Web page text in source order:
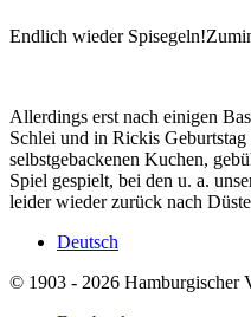
Endlich wieder
Allerdings erst nach einigen
Schlei und in Rickis
selbstgebackenen Kuchen,
Spiel gespielt, bei den u. a.
leider wieder zurück nach
Deutsch
© 1903 - 2026 Hamburgischer